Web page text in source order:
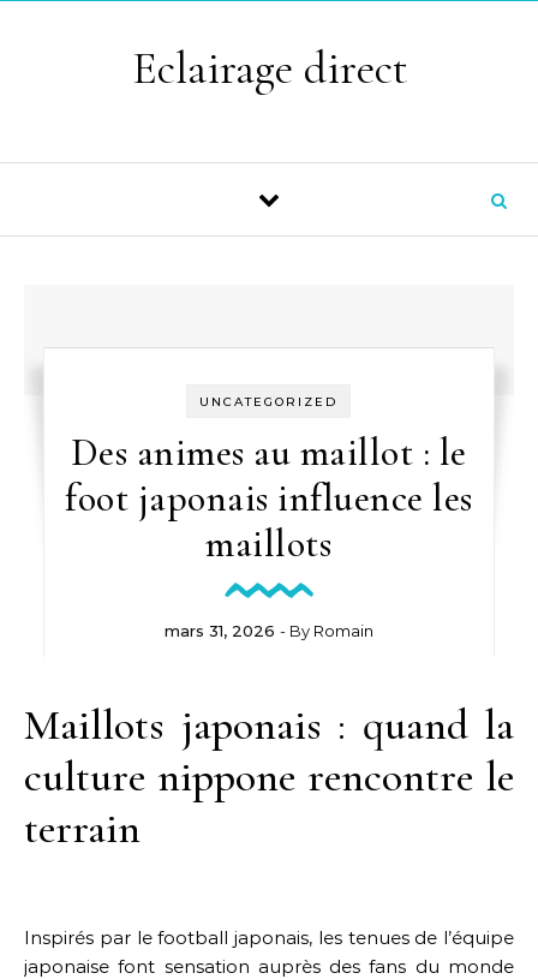
Eclairage direct
UNCATEGORIZED
Des animes au maillot : le
foot japonais influence les
maillots
mars 31, 2026 - By Romain
Maillots japonais : quand la
culture nippone rencontre le
terrain
Inspirés par le football japonais, les tenues de l’équipe
japonaise font sensation auprès des fans du monde